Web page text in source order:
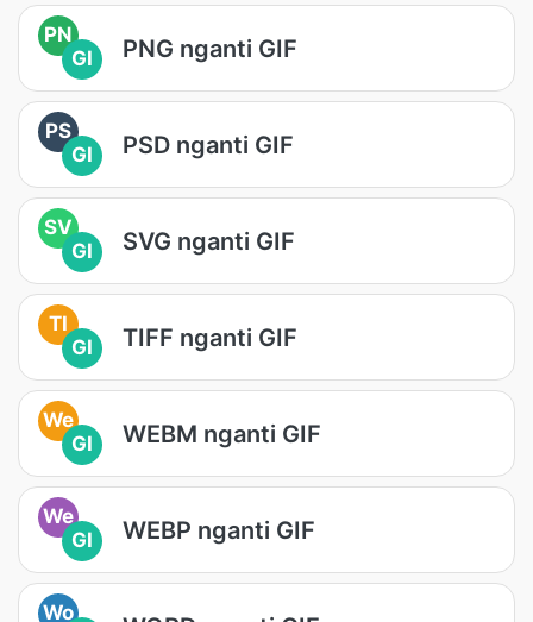
PN
GI
PNG nganti GIF
PS
GI
PSD nganti GIF
SV
GI
SVG nganti GIF
TI
GI
TIFF nganti GIF
We
GI
WEBM nganti GIF
We
GI
WEBP nganti GIF
Wo